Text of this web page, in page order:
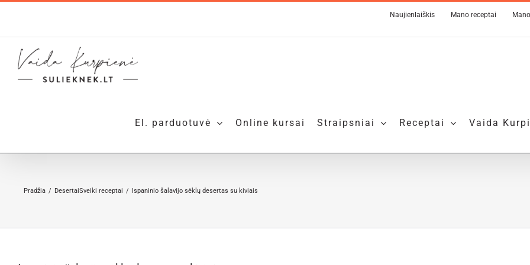
Skip
content
Naujienlaiškis Mano receptai
El. parduotuvė Online kursai Straipsniai Receptai Vaida
Pradžia DesertaiSveiki receptai Ispaninio šalavijo sėklų desertas su kiviais